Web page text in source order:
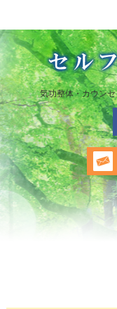
気功整体・カウン